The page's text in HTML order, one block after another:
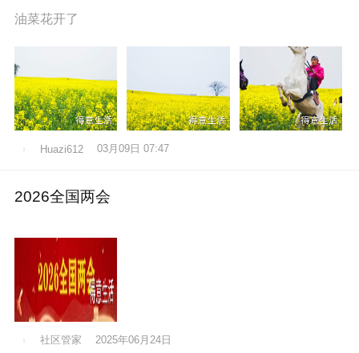
油菜花开了
Huazi612 03月09日 07:47
2026全国两会
社区管家 2025年06月24日